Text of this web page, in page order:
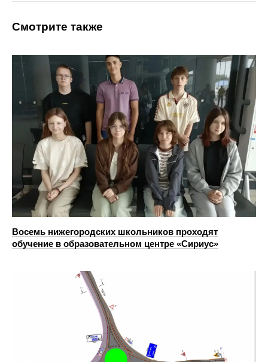
Смотрите также
Восемь нижегородских школьников проходят
обучение в образовательном центре «Сириус»